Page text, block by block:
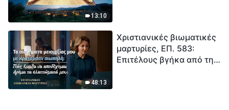
13:10
48:13
Χριστιανικές βιωματικές
μαρτυρίες, ΕΠ. 583:
Επιτέλους βγήκα από τη